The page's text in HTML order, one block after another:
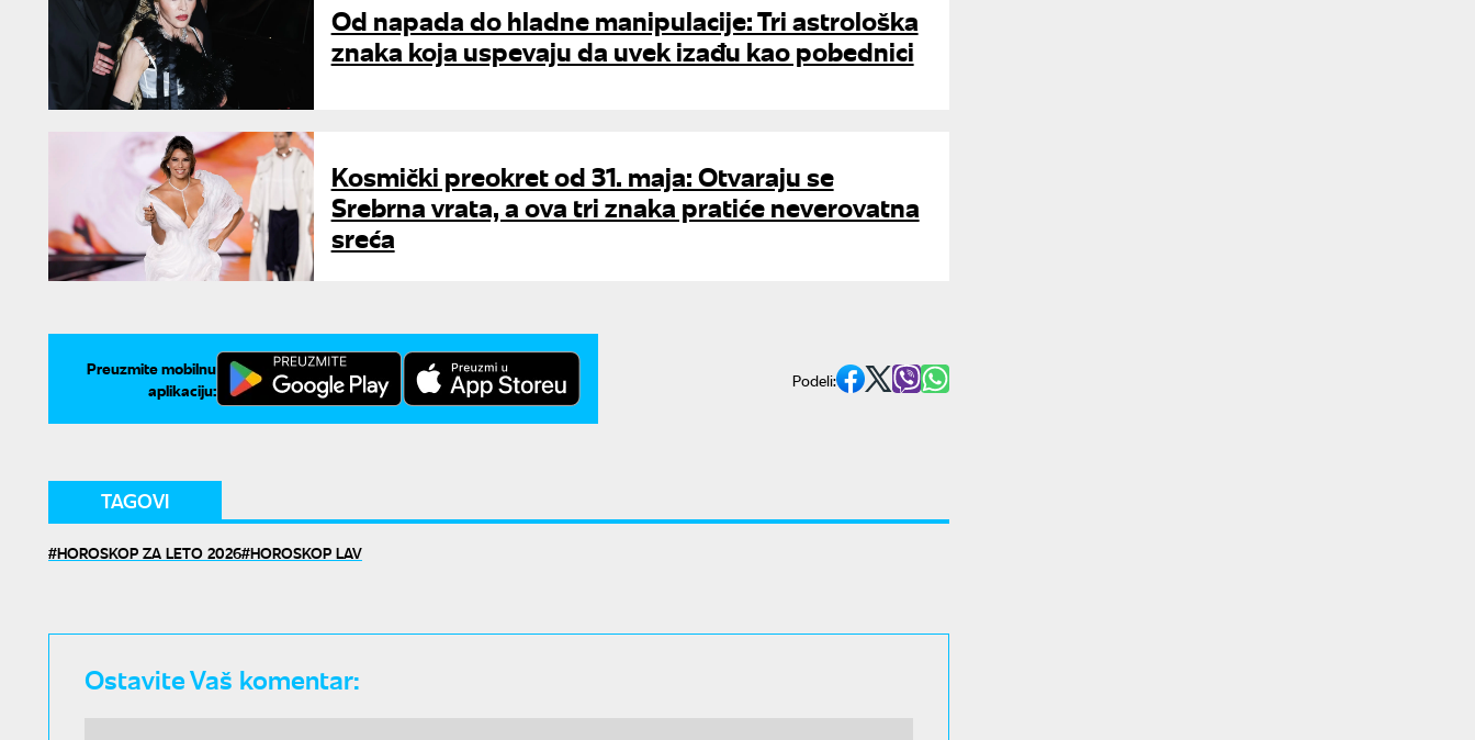
Od napada do hladne manipulacije: Tri astrološka
znaka koja uspevaju da uvek izađu kao pobednici
Kosmički preokret od 31. maja: Otvaraju se
Srebrna vrata, a ova tri znaka pratiće neverovatna
sreća
Preuzmite mobilnu
aplikaciju:
Podeli:
TAGOVI
HOROSKOP ZA LETO 2026 HOROSKOP LAV
Ostavite Vaš komentar: